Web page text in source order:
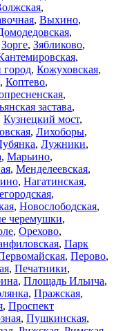
,
, Выхино,
,
Зорге, Зябликово,
,
город, Кожуховская,
, Коптево,
,
застава,
Кузнецкий мост,
, Лихоборы,
, Лужники,
, Марьино,
, Менделеевская,
, Нагатинская,
,
, Новослободская,
черемушки,
, Орехово,
, Парк
, Перово,
, Печатники,
, Площадь Ильича,
, Пражская,
, Проспект
, Пушкинская,